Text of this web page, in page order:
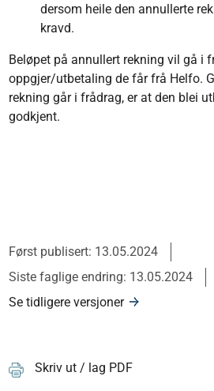
dersom heile den annullerte
kravd.
Beløpet på annullert rekning vil gå i
oppgjer/utbetaling de får frå Helfo.
rekning går i frådrag, er at den blei
godkjent.
Først publisert: 13.05.2024
Siste faglige endring: 13.05.2024
Se tidligere versjoner
Skriv ut / lag PDF